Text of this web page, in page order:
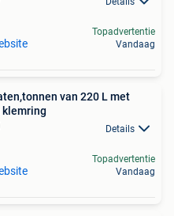
Topadvertentie
Vandaag
van 220 L met
klemring
Details
Topadvertentie
Vandaag